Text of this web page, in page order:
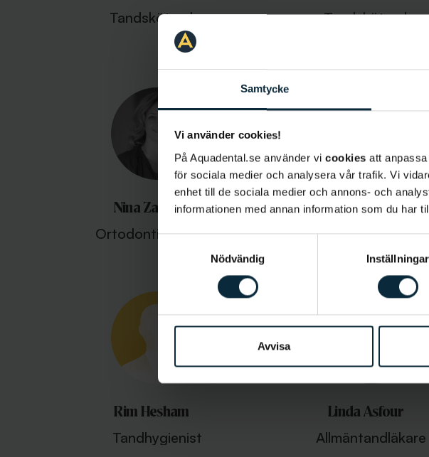
Samtycke
Vi använder cookies!
På Aquadental.se använder vi cookies att
för sociala medier och analysera vår trafik. Vi
enhet till de sociala medier och annons- och
informationen med annan information som du har
Samtyckesval
Nödvändig
Inställningar
Avvisa
Tandsköterska Tandsköterska
Nina Zaitoun
Ortodontiassistent
Alexander Ibrahim
Allmäntandläkare
Rim Hesham
Tandhygienist
Linda Asfour
Allmäntandläkare